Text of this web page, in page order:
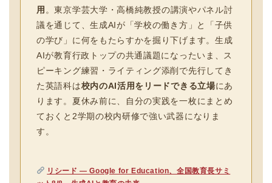
用 。東京学芸大学・高橋純教授の講演やパネル討
議を通じて、生成AIが「学校の働き方」と「子供
の学び」に何をもたらすかを掘り下げます。生成
AIが教育行政トップの共通議題になったいま、ス
ピーキング練習・ライティング添削で先行してき
た英語科は校内のAI活用をリードできる立場にあ
ります。夏休み前に、自分の実践を一枚にまとめ
ておくと2学期の校内研修で強い武器になりま
す。
リシード — Google for Education、全国教育長サミ